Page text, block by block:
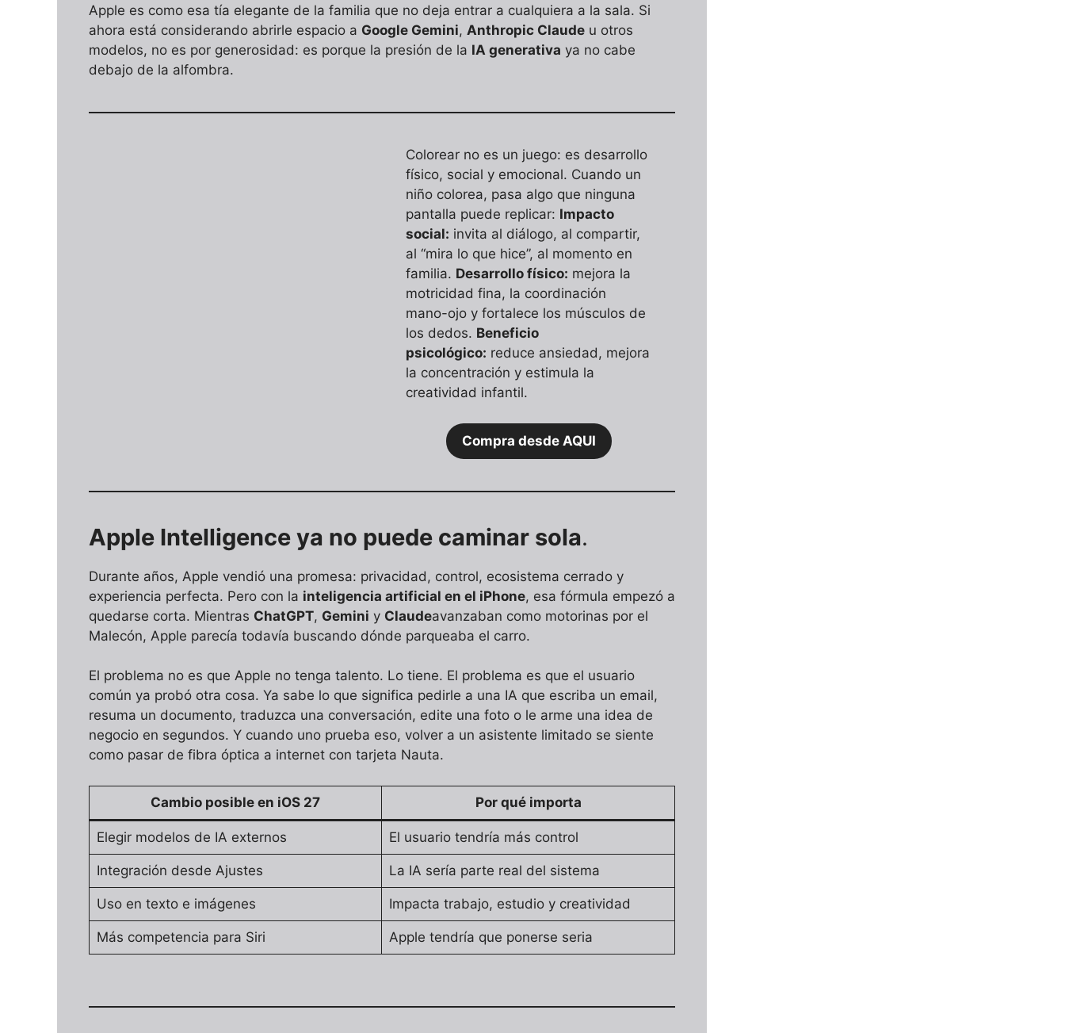
Apple es como esa tía elegante de la familia que no deja entrar a cualquiera a la sala. Si
ahora está considerando abrirle espacio a Google Gemini, Anthropic Claude u otros
modelos, no es por generosidad: es porque la presión de la IA generativa ya no cabe
debajo de la alfombra.
Colorear no es un juego: es desarrollo
físico, social y emocional. Cuando un
niño colorea, pasa algo que ninguna
pantalla puede replicar: Impacto
social: invita al diálogo, al compartir,
al “mira lo que hice”, al momento en
familia. Desarrollo físico: mejora la
motricidad fina, la coordinación
mano-ojo y fortalece los músculos de
los dedos. Beneficio
psicológico: reduce ansiedad, mejora
la concentración y estimula la
creatividad infantil.
Compra desde AQUI
Apple Intelligence ya no puede caminar sola.
Durante años, Apple vendió una promesa: privacidad, control, ecosistema cerrado y
experiencia perfecta. Pero con la inteligencia artificial en el iPhone, esa fórmula empezó a
quedarse corta. Mientras ChatGPT, Gemini y Claudeavanzaban como motorinas por el
Malecón, Apple parecía todavía buscando dónde parqueaba el carro.
El problema no es que Apple no tenga talento. Lo tiene. El problema es que el usuario
común ya probó otra cosa. Ya sabe lo que significa pedirle a una IA que escriba un email,
resuma un documento, traduzca una conversación, edite una foto o le arme una idea de
negocio en segundos. Y cuando uno prueba eso, volver a un asistente limitado se siente
como pasar de fibra óptica a internet con tarjeta Nauta.
Cambio posible en iOS 27 Por qué importa
Elegir modelos de IA externos El usuario tendría más control
Integración desde Ajustes La IA sería parte real del sistema
Uso en texto e imágenes Impacta trabajo, estudio y creatividad
Más competencia para Siri Apple tendría que ponerse seria